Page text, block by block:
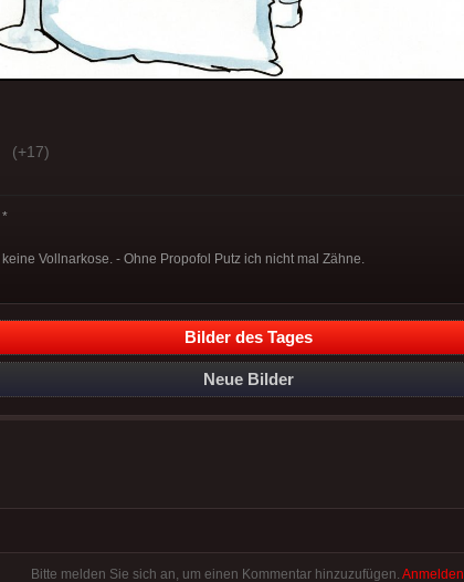
(+17)
Vollnarkose. - Ohne Propofol Putz ich nicht mal Zähne.
Bilder des Tages
Neue Bilder
Bitte melden Sie sich an, um einen Kommentar hinzuzufügen. Anmelden